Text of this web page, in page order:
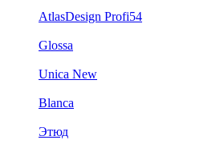
AtlasDesign Profi54
Glossa
Unica New
Blanca
Этюд